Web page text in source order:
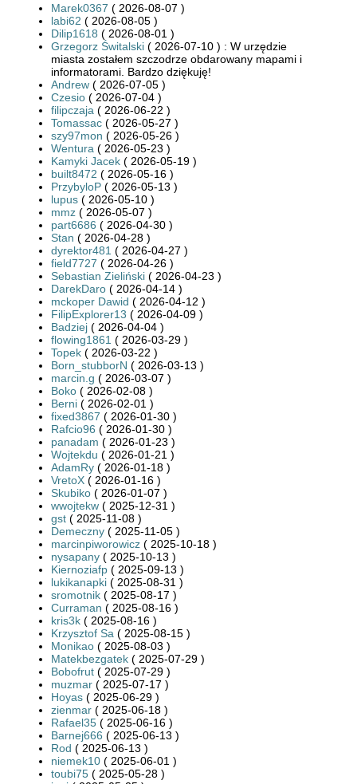
Marek0367 ( 2026-08-07 )
labi62 ( 2026-08-05 )
Dilip1618 ( 2026-08-01 )
Grzegorz Świtalski ( 2026-07-10 ) : W urzędzie
miasta zostałem szczodrze obdarowany mapami i
informatorami. Bardzo dziękuję!
Andrew ( 2026-07-05 )
Czesio ( 2026-07-04 )
filipczaja ( 2026-06-22 )
Tomassac ( 2026-05-27 )
szy97mon ( 2026-05-26 )
Wentura ( 2026-05-23 )
Kamyki Jacek ( 2026-05-19 )
built8472 ( 2026-05-16 )
PrzybyloP ( 2026-05-13 )
lupus ( 2026-05-10 )
mmz ( 2026-05-07 )
part6686 ( 2026-04-30 )
Stan ( 2026-04-28 )
dyrektor481 ( 2026-04-27 )
field7727 ( 2026-04-26 )
Sebastian Zieliński ( 2026-04-23 )
DarekDaro ( 2026-04-14 )
mckoper Dawid ( 2026-04-12 )
FilipExplorer13 ( 2026-04-09 )
Badziej ( 2026-04-04 )
flowing1861 ( 2026-03-29 )
Topek ( 2026-03-22 )
Born_stubborN ( 2026-03-13 )
marcin.g ( 2026-03-07 )
Boko ( 2026-02-08 )
Berni ( 2026-02-01 )
fixed3867 ( 2026-01-30 )
Rafcio96 ( 2026-01-30 )
panadam ( 2026-01-23 )
Wojtekdu ( 2026-01-21 )
AdamRy ( 2026-01-18 )
VretoX ( 2026-01-16 )
Skubiko ( 2026-01-07 )
wwojtekw ( 2025-12-31 )
gst ( 2025-11-08 )
Demeczny ( 2025-11-05 )
marcinpiworowicz ( 2025-10-18 )
nysapany ( 2025-10-13 )
Kiernoziafp ( 2025-09-13 )
lukikanapki ( 2025-08-31 )
sromotnik ( 2025-08-17 )
Curraman ( 2025-08-16 )
kris3k ( 2025-08-16 )
Krzysztof Sa ( 2025-08-15 )
Monikao ( 2025-08-03 )
Matekbezgatek ( 2025-07-29 )
Bobofrut ( 2025-07-29 )
muzmar ( 2025-07-17 )
Hoyas ( 2025-06-29 )
zienmar ( 2025-06-18 )
Rafael35 ( 2025-06-16 )
Barnej666 ( 2025-06-13 )
Rod ( 2025-06-13 )
niemek10 ( 2025-06-01 )
toubi75 ( 2025-05-28 )